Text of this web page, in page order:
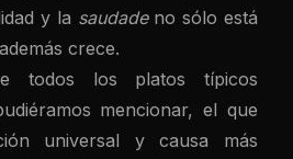
y la saudade no sólo está
crece.
todos los platos típicos
mencionar, el que
universal y causa más